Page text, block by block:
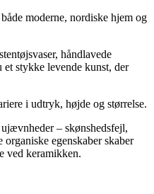
moderne, nordiske hjem og
håndlavede
stykke levende kunst, der
i udtryk, højde og størrelse.
– skønshedsfejl,
egenskaber skaber
ved keramikken.